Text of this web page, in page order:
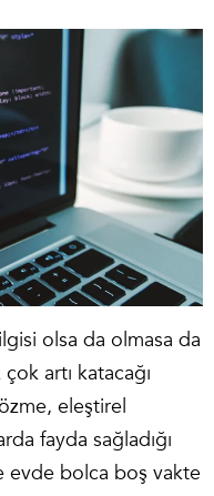
olsa da olmasa da
artı katacağı
eleştirel
fayda sağladığı
evde bolca boş vakte